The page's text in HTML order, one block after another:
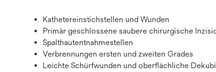
Kathetereinstichstellen und Wunden
Primär geschlossene saubere chirurgische
Spalthautentnahmestellen
Verbrennungen ersten und zweiten Grades
Leichte Schürfwunden und oberflächliche